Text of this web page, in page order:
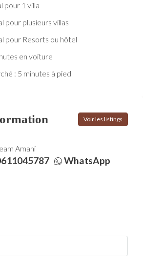
pour 1 villa
pour plusieurs villas
pour Resorts ou hôtel
en voiture
: 5 minutes à pied
Voir les listings
Amani
WhatsApp